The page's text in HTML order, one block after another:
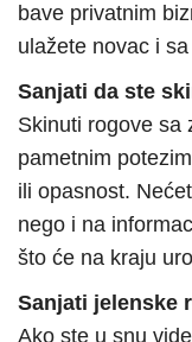
bave privatnim
ulažete novac i
Sanjati da ste
Skinuti rogove sa
pametnim
ili opasnost.
nego i na
što će na kraju
Sanjati jelenske
Ako ste u snu